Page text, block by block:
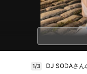
1/3 DJ SODAさん